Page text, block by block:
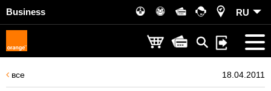
Business RU
все 18.04.2011